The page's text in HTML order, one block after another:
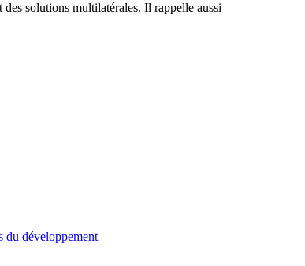
solutions multilatérales. Il rappelle aussi
du développement